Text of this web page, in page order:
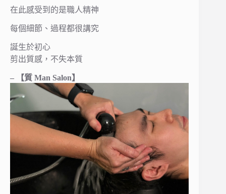
在此感受到的是職人精神
每個細節、過程都很講究
誕生於初心
剪出質感，不失本質
– 【質 Man Salon】